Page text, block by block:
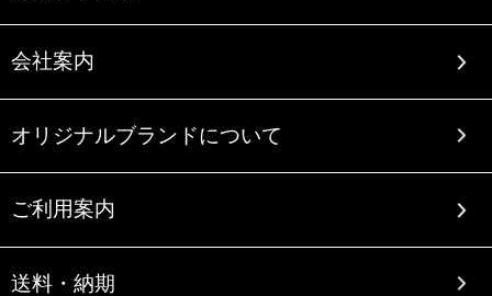
会社案内
オリジナルブランドについて
ご利用案内
送料・納期